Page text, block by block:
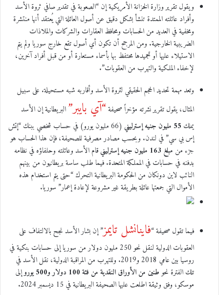
ويقول تقرير وزارة الخزانة الأمريكية إن “الصعوبة في تقدير صافي ثروة الأسد
وأفراد عائلته الممتدة تنشأ بشكل دقيق عن أصول العائلة التي يُعتقد أنها منتشرة
ومخفية في العديد من الحسابات ومحافظ العقارات والشركات والملاذات
الضريبية الخارجية. ومن المرجح أن تكون أي أصول تقع خارج سوريا ولم يتم
الاستيلاء عليها أو تجميدها محتفظ بها بأسماء مستعارة أو من قبل أفراد آخرين،
لإخفاء الملكية والتهرب من العقوبات”.
وتعد مهمة تحديد الحجم الحقيقي لثروة الأسد وأقاربه شبه مستحيلة. على سبيل
المثال، يقول تقرير نشرته مؤخراً صحيفة“آي بايبر”البريطانية إن الأسد
يملك 55 مليون جنيه إسترليني
(66 مليون يورو) في حساب شخصي ببنك “إتش
إس بي سي” في لندن. وبحسب مصادر مصرفية للصحيفة، فإن هذا الحساب هو
جزء من مبلغ 163 مليون جنيه إسترليني
قام الأسد وعائلته وحلفاؤه في نظامه
بدفنه في حسابات في المملكة المتحدة. فيما طلب ساسة بريطانيون من بينهم
النائب لاين دونكان من الحكومة البريطانية التحرك “حتى يتم استخدام هذه
الأموال التي جمعتها عائلة بطريقة غير مشروعة لإعادة إعمار” سوريا.
فيما تقول صحيفة “فاينانشل تايمز” إن بشار الأسد نجح بالالتفاف على
العقوبات الدولية لنقل نحو 250 مليون دولار من سوريا إلى حسابات بنكية في
روسيا بين عامي 2018 و2019. وللتهرب من المراقبة الدولية، نقل الأسد في
تلك الفترة نحوطنين من الأوراق النقدية من فئة 100 دولار و500 يورو
إلى
موسكو، وفق وثيقة اطلعت عليها الصحيفة البريطانية في 15 ديسمبر 2024.